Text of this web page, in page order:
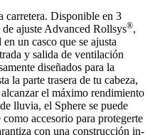
carretera. Disponible en 3
ajuste Advanced Rollsys®,
un casco que se ajusta
y salida de ventilación
diseñados para la
la parte trasera de tu cabeza,
el máximo rendimiento
lluvia, el Sphere se puede
accesorio para protegerte
con una construcción in-